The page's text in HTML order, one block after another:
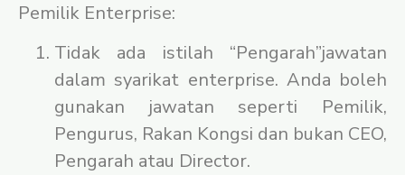
Pemilik Enterprise:
Tidak ada istilah “Pengarah”jawatan
dalam syarikat enterprise. Anda boleh
gunakan jawatan seperti Pemilik,
Pengurus, Rakan Kongsi dan bukan CEO,
Pengarah atau Director.